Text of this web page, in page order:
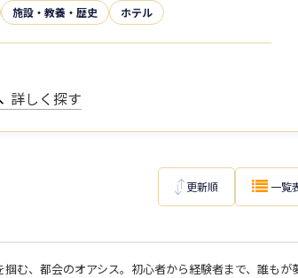
施設・教養・歴史 ホテル
詳しく探す
更新順 一覧